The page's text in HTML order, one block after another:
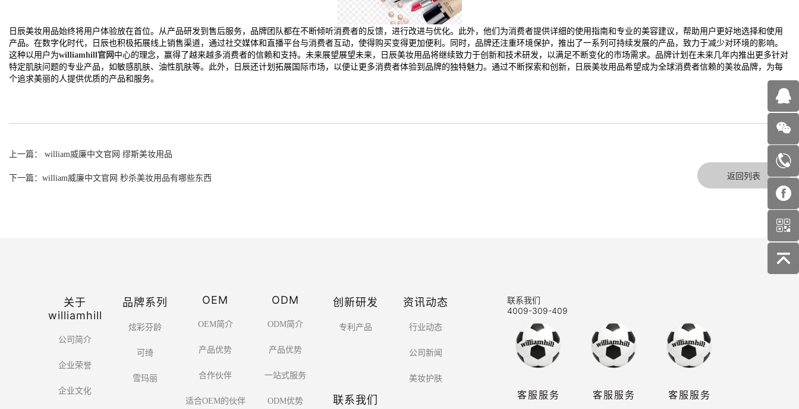
日辰美妆用品始终将用户体验放在首位。从产品研发到售后服务，品牌团队都在不断倾听消费者的反馈，进行改进与优化。此外，他们为消费者提供详细的使用指南和专业的美容建议，帮助用户更好地选择和使用
产品。在数字化时代，日辰也积极拓展线上销售渠道，通过社交媒体和直播平台与消费者互动，使得购买变得更加便利。同时，品牌还注重环境保护，推出了一系列可持续发展的产品，致力于减少对环境的影响。
这种以用户为williamhill官网 中心的理念，赢得了越来越多消费者的信赖和支持。未来展望展望未来，日辰美妆用品将继续致力于创新和技术研发，以满足不断变化的市场需求。品牌计划在未来几年内推出更多针对
特定肌肤问题的专业产品，如敏感肌肤、油性肌肤等。此外，日辰还计划拓展国际市场，以便让更多消费者体验到品牌的独特魅力。通过不断探索和创新，日辰美妆用品希望成为全球消费者信赖的美妆品牌，为每
个追求美丽的人提供优质的产品和服务。
上一篇： william威廉中文官网 缪斯美妆用品
下一篇：william威廉中文官网 秒杀美妆用品有哪些东西 返回列表
关于
williamhill
公司简介
企业荣誉
企业文化
品牌系列
炫彩芬龄
可绮
雪玛丽
OEM
OEM简介
产品优势
合作伙伴
适合OEM的伙伴
ODM
ODM简介
产品优势
一站式服务
ODM优势
创新研发
专利产品
资讯动态
行业动态
公司新闻
美妆护肤
联系我们
联系我们
4009-309-409
客服服务 客服服务 客服服务